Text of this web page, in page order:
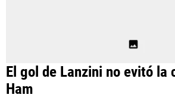
El gol de Lanzini no evitó la
Ham